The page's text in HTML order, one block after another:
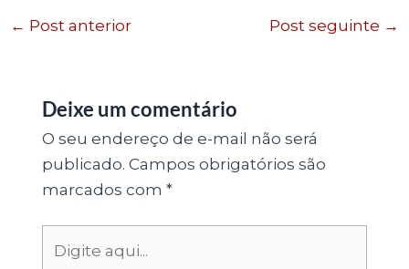
← Post anterior Post seguinte →
Deixe um comentário
O seu endereço de e-mail não será
publicado. Campos obrigatórios são
marcados com *
aqui...